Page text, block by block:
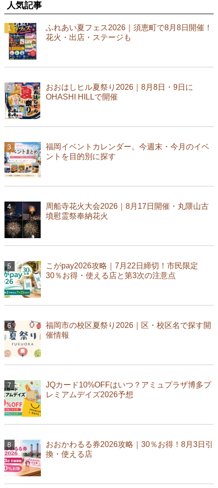
人気記事
ふれあい夏フェス2026｜須恵町で8月8日開催！
花火・出店・ステージも
おおはしヒル夏祭り2026｜8月8日・9日に
OHASHI HILLで開催
福岡イベントカレンダー。今週末・今月のイベ
ントを目的別に探す
周船寺花火大会2026｜8月17日開催・丸隈山古
墳慰霊祭奉納花火
こがpay2026攻略｜7月22日締切！市民限定
30％お得・使える店と第3次の注意点
福岡市の校区夏祭り2026｜区・校区名で探す開
催情報
JQカード10%OFFはいつ？アミュプラザ博多プ
レミアムデイズ2026予想
おおかわるる券2026攻略｜30％お得！8月3日引
換・使える店